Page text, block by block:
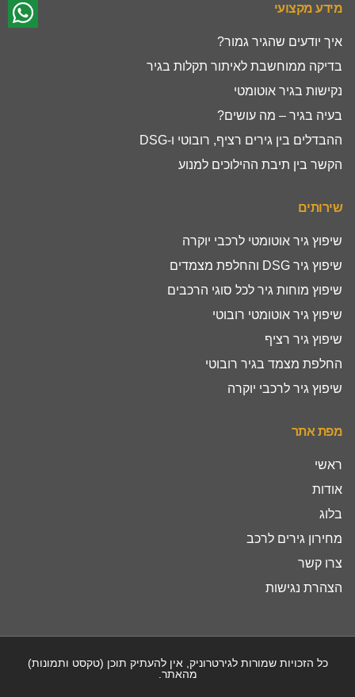
מידע מקצועי
איך יודעים שהגיר גמור?
בדיקה ממוחשבת לאיתור תקלות בגיר
נקישות בגיר אוטומטי
בעיה בגיר – מה עושים?
ההבדלים בין גירים רציף, רובוטי ו-DSG
הקשר בין תיבת ההילוכים למנוע
שירותים
שיפוץ גיר אוטומטי לרכבי יוקרה
שיפוץ גיר DSG והחלפת מצמדים
שיפוץ מוחות גיר לכל סוגי הרכבים
שיפוץ גיר אוטומטי רובוטי
שיפוץ גיר רציף
החלפת מצמד בגיר רובוטי
שיפוץ גיר לרכבי יוקרה
מפת אתר
ראשי
אודות
בלוג
מחירון גירים לרכב
צרו קשר
הצהרת נגישות
כל הזכויות שמורות לגירטרוניק, אין להעתיק תוכן (טקסט ותמונות)
מהאתר.